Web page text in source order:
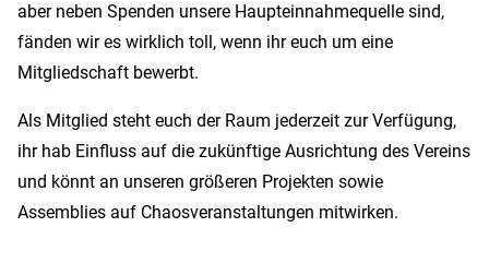
aber neben Spenden unsere Haupteinnahmequelle sind,
fänden wir es wirklich toll, wenn ihr euch um eine
Mitgliedschaft bewerbt.
Als Mitglied steht euch der Raum jederzeit zur Verfügung,
ihr hab Einfluss auf die zukünftige Ausrichtung des Vereins
und könnt an unseren größeren Projekten sowie
Assemblies auf Chaosveranstaltungen mitwirken.